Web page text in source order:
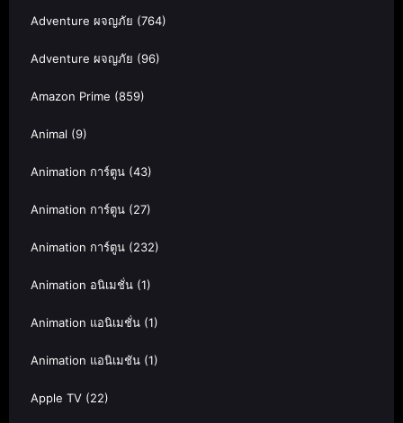
Adventure ผจญภัย (764)
Adventure ผจญภัย (96)
Amazon Prime (859)
Animal (9)
Animation การ์ตูน (43)
Animation การ์ตูน (27)
Animation การ์ตูน (232)
Animation อนิเมชั่น (1)
Animation แอนิเมชั่น (1)
Animation แอนิเมชัน (1)
Apple TV (22)